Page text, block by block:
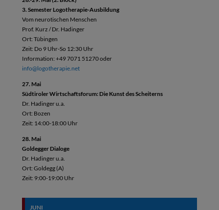
3. Semester Logotherapie-Ausbildung
Vom neurotischen Menschen
Prof. Kurz / Dr. Hadinger
Ort: Tübingen
Zeit: Do 9 Uhr-So 12:30 Uhr
Information: +49 7071 51270 oder
info@logotherapie.net
27. Mai
Südtiroler Wirtschaftsforum: Die Kunst des Scheiterns
Dr. Hadinger u.a.
Ort: Bozen
Zeit: 14:00-18:00 Uhr
28. Mai
Goldegger Dialoge
Dr. Hadinger u.a.
Ort: Goldegg (A)
Zeit: 9:00-19:00 Uhr
JUNI